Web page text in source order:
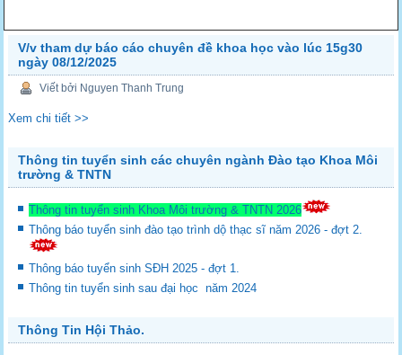
V/v tham dự báo cáo chuyên đề khoa học vào lúc 15g30
ngày 08/12/2025
Viết bởi Nguyen Thanh Trung
Xem chi tiết >>
Thông tin tuyển sinh các chuyên ngành Đào tạo Khoa Môi
trường & TNTN
Thông tin tuyển sinh Khoa Môi trường & TNTN 2026
Thông báo tuyển sinh đào tạo trình dộ thạc sĩ năm 2026 - đợt 2.
Thông báo tuyển sinh SĐH 2025 - đợt 1.
Thông tin tuyển sinh sau đại học năm 2024
Thông Tin Hội Thảo.